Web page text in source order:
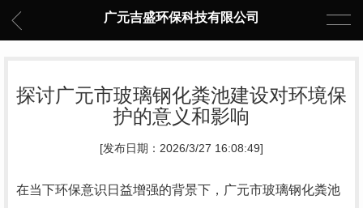
广元吉盛环保科技有限公司
探讨广元市玻璃钢化粪池建设对环境保
护的意义和影响
[发布日期：2026/3/27 16:08:49]
在当下环保意识日益增强的背景下，广元市玻璃钢化粪池